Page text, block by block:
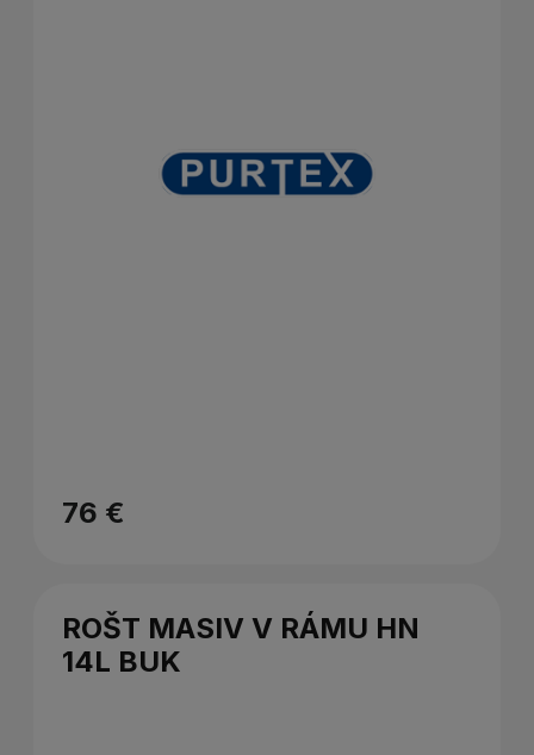
76 €
ROŠT MASIV V RÁMU HN
14L BUK